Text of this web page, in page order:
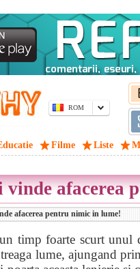
ROM
Filme Liste
afacerea
afacerea pentru nimic in lume!
timp foarte scurt unul
lume, ajungand